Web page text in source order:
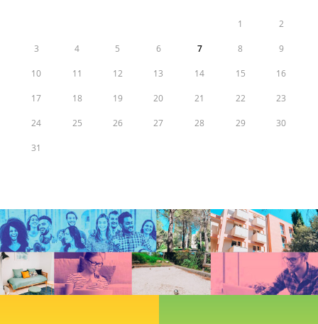
1 2
3 4 5 6 7 8 9
10 11 12 13 14 15 16
17 18 19 20 21 22 23
24 25 26 27 28 29 30
31